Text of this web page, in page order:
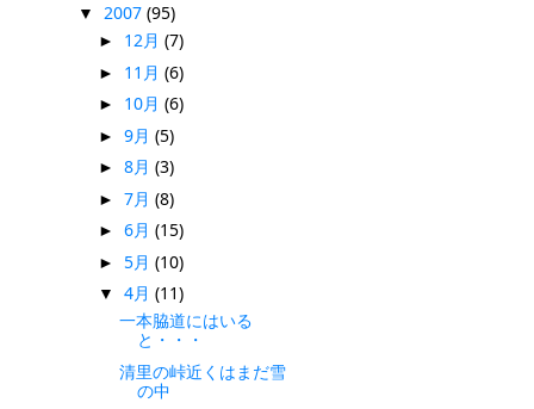
▼ 2007 (95)
► 12月 (7)
► 11月 (6)
► 10月 (6)
► 9月 (5)
► 8月 (3)
► 7月 (8)
► 6月 (15)
► 5月 (10)
▼ 4月 (11)
一本脇道にはいる
と・・・
清里の峠近くはまだ雪
の中